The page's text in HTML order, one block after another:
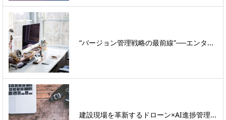
“バージョン管理戦略の最前線”──エンタ...
建設現場を革新するドローン×AI進捗管理...